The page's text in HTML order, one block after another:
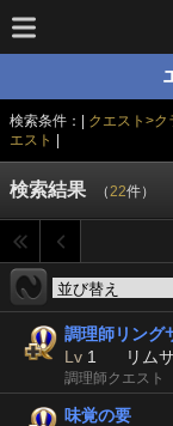
検索条件：| クエスト>ク
エスト
検索結果 （22件）
調理師リング
Lv 1 リム
調理師クエスト
味覚の要